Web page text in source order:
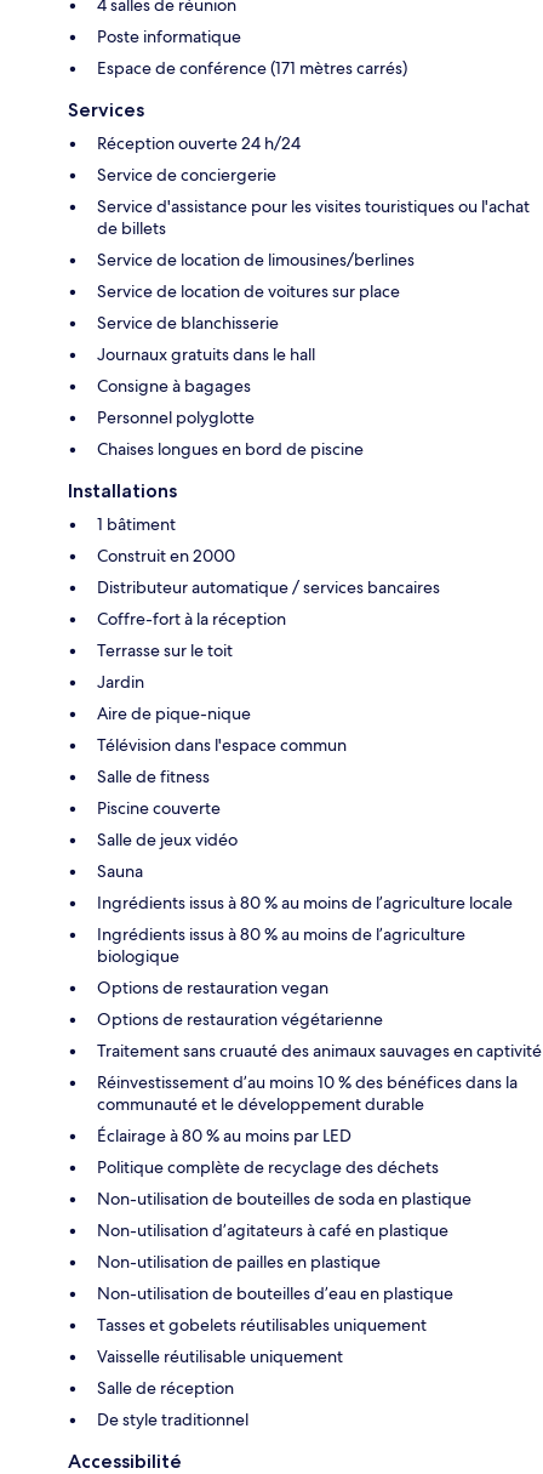
4 salles de réunion
Poste informatique
Espace de conférence (171 mètres carrés)
Services
Réception ouverte 24 h/24
Service de conciergerie
Service d'assistance pour les visites touristiques ou l'achat
de billets
Service de location de limousines/berlines
Service de location de voitures sur place
Service de blanchisserie
Journaux gratuits dans le hall
Consigne à bagages
Personnel polyglotte
Chaises longues en bord de piscine
Installations
1 bâtiment
Construit en 2000
Distributeur automatique / services bancaires
Coffre-fort à la réception
Terrasse sur le toit
Jardin
Aire de pique-nique
Télévision dans l'espace commun
Salle de fitness
Piscine couverte
Salle de jeux vidéo
Sauna
Ingrédients issus à 80 % au moins de l’agriculture locale
Ingrédients issus à 80 % au moins de l’agriculture
biologique
Options de restauration vegan
Options de restauration végétarienne
Traitement sans cruauté des animaux sauvages en captivité
Réinvestissement d’au moins 10 % des bénéfices dans la
communauté et le développement durable
Éclairage à 80 % au moins par LED
Politique complète de recyclage des déchets
Non-utilisation de bouteilles de soda en plastique
Non-utilisation d’agitateurs à café en plastique
Non-utilisation de pailles en plastique
Non-utilisation de bouteilles d’eau en plastique
Tasses et gobelets réutilisables uniquement
Vaisselle réutilisable uniquement
Salle de réception
De style traditionnel
Accessibilité